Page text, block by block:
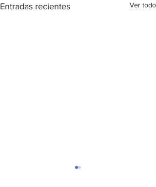
Entradas recientes Ver todo